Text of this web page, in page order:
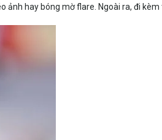
ảnh hay bóng mờ flare. Ngoài ra, đi kèm